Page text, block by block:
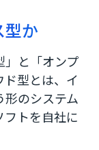
型か
」と「オンプ
型とは、イ
形のシステム
トを自社に